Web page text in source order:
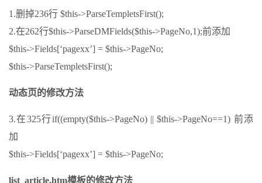
1.删掉236行 $this->ParseTempletsFirst();
2.在262行$this->ParseDMFields($this->PageNo,1);前添加
$this->Fields[‘pagexx’] = $this->PageNo;
$this->ParseTempletsFirst();
动态页的修改方法
3.在325行if((empty($this->PageNo) || $this->PageNo==1) 前添
加
$this->Fields[‘pagexx’] = $this->PageNo;
list_article.htm模板的修改方法